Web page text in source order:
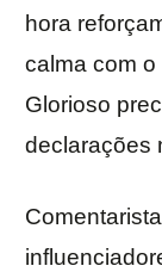
hora
calma com
Glorioso
declarações